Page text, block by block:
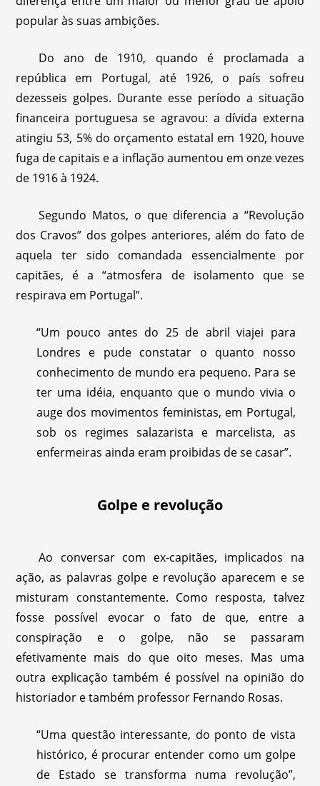
popular às suas ambições.
Do ano de 1910, quando é proclamada a
república em Portugal, até 1926, o país sofreu
dezesseis golpes. Durante esse período a situação
financeira portuguesa se agravou: a dívida externa
atingiu 53, 5% do orçamento estatal em 1920, houve
fuga de capitais e a inflação aumentou em onze vezes
de 1916 à 1924.
Segundo Matos, o que diferencia a “Revolução
dos Cravos” dos golpes anteriores, além do fato de
aquela ter sido comandada essencialmente por
capitães, é a “atmosfera de isolamento que se
respirava em Portugal”.
“Um pouco antes do 25 de abril viajei para
Londres e pude constatar o quanto nosso
conhecimento de mundo era pequeno. Para se
ter uma idéia, enquanto que o mundo vivia o
auge dos movimentos feministas, em Portugal,
sob os regimes salazarista e marcelista, as
enfermeiras ainda eram proibidas de se casar”.
Golpe e revolução
Ao conversar com ex-capitães, implicados na
ação, as palavras golpe e revolução aparecem e se
misturam constantemente. Como resposta, talvez
fosse possível evocar o fato de que, entre a
conspiração e o golpe, não se passaram
efetivamente mais do que oito meses. Mas uma
outra explicação também é possível na opinião do
historiador e também professor Fernando Rosas.
“Uma questão interessante, do ponto de vista
histórico, é procurar entender como um golpe
de Estado se transforma numa revolução”,